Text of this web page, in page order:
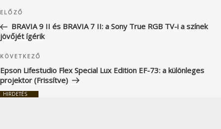
navigáció
Korábbi
bejegyzés
ELŐZŐ
BRAVIA 9 II és BRAVIA 7 II: a Sony True RGB TV-i a színek
jövőjét ígérik
Következő
bejegyzés
KÖVETKEZŐ
Epson Lifestudio Flex Special Lux Edition EF-73: a különleges
projektor (Frissítve)
HIRDETÉS